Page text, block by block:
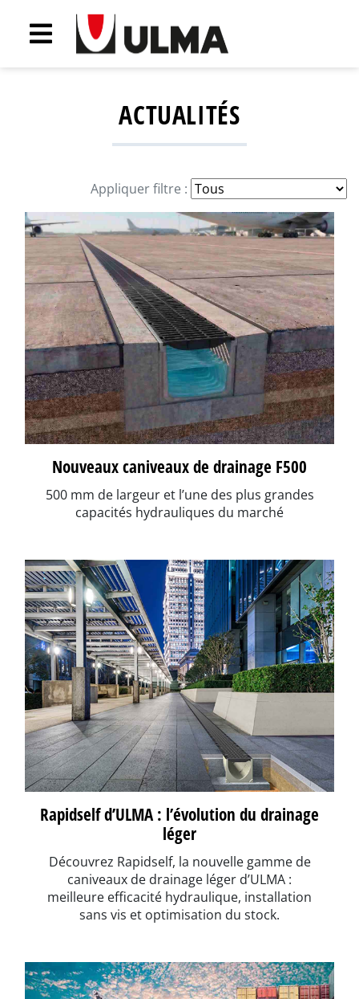
ACTUALITÉS
Appliquer filtre :
Nouveaux caniveaux de drainage F500
500 mm de largeur et l’une des plus grandes
capacités hydrauliques du marché
Rapidself d’ULMA : l’évolution du drainage
léger
Découvrez Rapidself, la nouvelle gamme de
caniveaux de drainage léger d’ULMA :
meilleure efficacité hydraulique, installation
sans vis et optimisation du stock.